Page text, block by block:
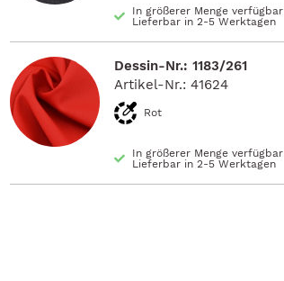
In größerer Menge verfügbar
Lieferbar in 2-5 Werktagen
Dessin-Nr.: 1183/261
Artikel-Nr.: 41624
Rot
In größerer Menge verfügbar
Lieferbar in 2-5 Werktagen